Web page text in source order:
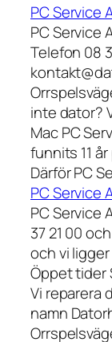
PC Service
PC Service
Telefon 08
inte dator?
Mac PC
funnits 11
Därför PC
PC Service
PC Service
37 21 00
och vi
Öppet tider
Vi reparera
namn